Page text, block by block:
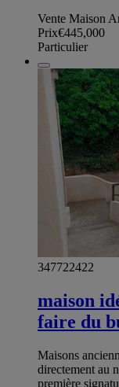
Vente Maison
Prix€445,000
Particulier
347722422
maison
faire du
Maisons
directement au
première